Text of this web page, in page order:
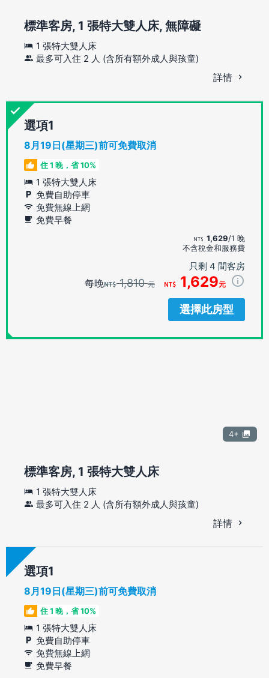
標準客房, 1 張特大雙人床, 無障礙
1 張特大雙人床
最多可入住 2 人 (含所有額外成人與孩童)
詳情
選項
8月19日(星期三)前可免費取消
住 1 晚，省 10%
1 張特大雙人床
免費自助停車
免費無線上網
免費早餐
1,629/1 晚
不含稅金和服務費
只剩 4 間客房
每晚 1,810元 1,629元
選擇此房型
4+
標準客房, 1 張特大雙人床
1 張特大雙人床
最多可入住 2 人 (含所有額外成人與孩童)
詳情
選項
8月19日(星期三)前可免費取消
住 1 晚，省 10%
1 張特大雙人床
免費自助停車
免費無線上網
免費早餐